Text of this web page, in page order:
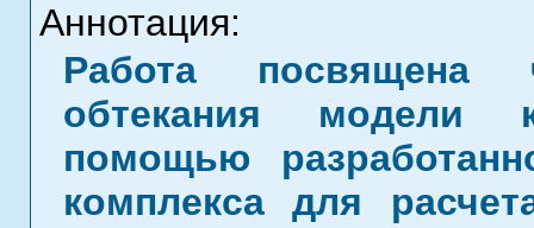
Аннотация:
Работа посвящена
обтекания модели
помощью
комплекса для